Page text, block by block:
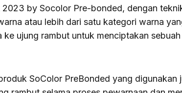
2023 by Socolor Pre-bonded, dengan
atau lebih dari satu kategori warna
ke ujung rambut untuk menciptakan
SoColor PreBonded yang digunakan